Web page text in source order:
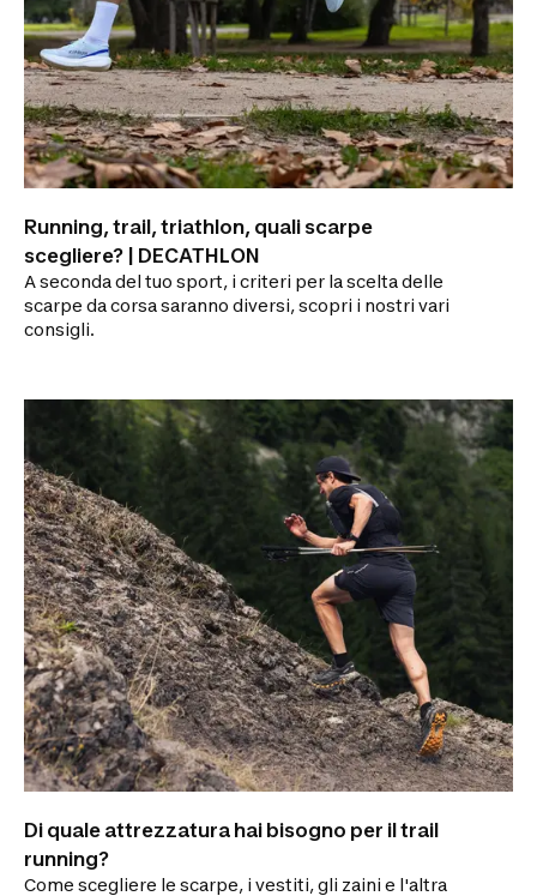
Running, trail, triathlon, quali scarpe
scegliere? | DECATHLON
A seconda del tuo sport, i criteri per la scelta delle
scarpe da corsa saranno diversi, scopri i nostri vari
consigli.
Di quale attrezzatura hai bisogno per il trail
running?
Come scegliere le scarpe, i vestiti, gli zaini e l'altra